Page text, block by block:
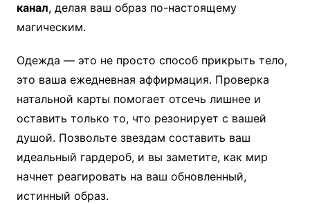
канал, делая ваш образ по-настоящему
магическим.
Одежда — это не просто способ прикрыть тело,
это ваша ежедневная аффирмация. Проверка
натальной карты помогает отсечь лишнее и
оставить только то, что резонирует с вашей
душой. Позвольте звездам составить ваш
идеальный гардероб, и вы заметите, как мир
начнет реагировать на ваш обновленный,
истинный образ.